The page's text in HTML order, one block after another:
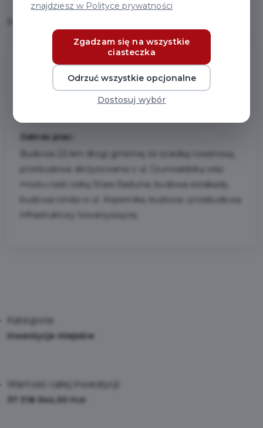
Budowa obwodnicy Pruszcza
Zakres prac:
przebudowa skrzyżowania z ul. Grunwaldzką oraz
mostu nad rzeką Stara Radunia, budowa estakady,
budowa ronda w ul. Kopernika, budowa i przebudowa
infrastruktury towarzyszącej.
Kategoria:
Inwestycje miejskie
Wartość całej inwestycji:
37 318 544,00
znajdziesz w Polityce prywatności
Zgadzam się na wszystkie
ciasteczka
Odrzuć wszystkie opcjonalne
Dostosuj wybór